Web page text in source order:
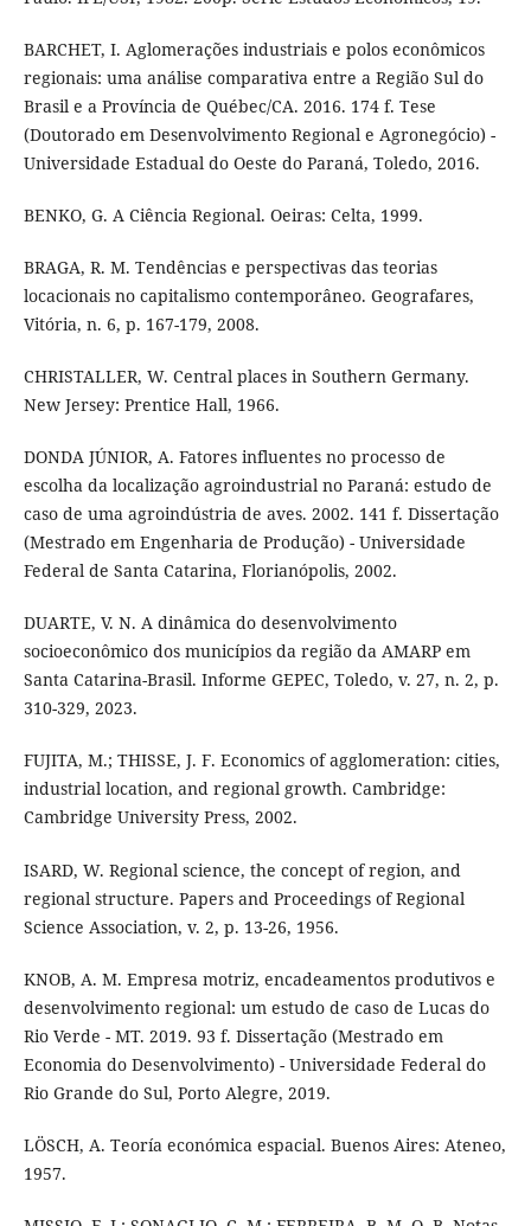
BARCHET, I. Aglomerações industriais e polos econômicos
regionais: uma análise comparativa entre a Região Sul do
Brasil e a Província de Québec/CA. 2016. 174 f. Tese
(Doutorado em Desenvolvimento Regional e Agronegócio) -
Universidade Estadual do Oeste do Paraná, Toledo, 2016.
BENKO, G. A Ciência Regional. Oeiras: Celta, 1999.
BRAGA, R. M. Tendências e perspectivas das teorias
locacionais no capitalismo contemporâneo. Geografares,
Vitória, n. 6, p. 167-179, 2008.
CHRISTALLER, W. Central places in Southern Germany.
New Jersey: Prentice Hall, 1966.
DONDA JÚNIOR, A. Fatores influentes no processo de
escolha da localização agroindustrial no Paraná: estudo de
caso de uma agroindústria de aves. 2002. 141 f. Dissertação
(Mestrado em Engenharia de Produção) - Universidade
Federal de Santa Catarina, Florianópolis, 2002.
DUARTE, V. N. A dinâmica do desenvolvimento
socioeconômico dos municípios da região da AMARP em
Santa Catarina-Brasil. Informe GEPEC, Toledo, v. 27, n. 2, p.
310-329, 2023.
FUJITA, M.; THISSE, J. F. Economics of agglomeration: cities,
industrial location, and regional growth. Cambridge:
Cambridge University Press, 2002.
ISARD, W. Regional science, the concept of region, and
regional structure. Papers and Proceedings of Regional
Science Association, v. 2, p. 13-26, 1956.
KNOB, A. M. Empresa motriz, encadeamentos produtivos e
desenvolvimento regional: um estudo de caso de Lucas do
Rio Verde - MT. 2019. 93 f. Dissertação (Mestrado em
Economia do Desenvolvimento) - Universidade Federal do
Rio Grande do Sul, Porto Alegre, 2019.
LÖSCH, A. Teoría económica espacial. Buenos Aires: Ateneo,
1957.